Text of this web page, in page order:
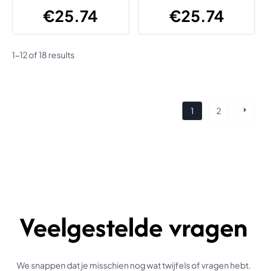
€25.74 €25.74
1-12 of 18 results
Posts
1 2
Veelgestelde vragen
We snappen dat je misschien nog wat twijfels of vragen hebt.